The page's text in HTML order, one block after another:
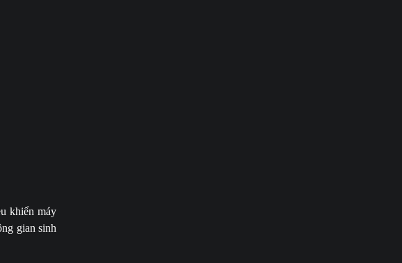
khiển máy
gian sinh